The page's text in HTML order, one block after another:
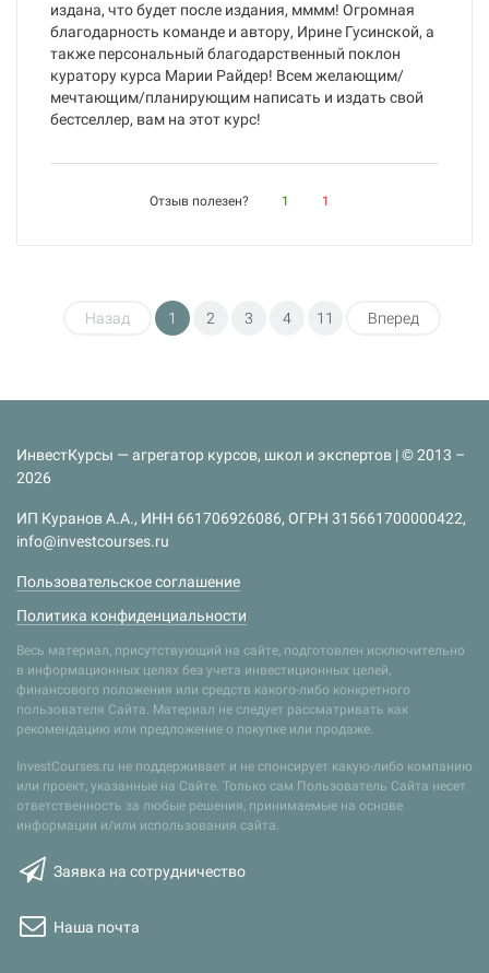
издана, что будет после издания, мммм! Огромная
благодарность команде и автору, Ирине Гусинской, а
также персональный благодарственный поклон
куратору курса Марии Райдер! Всем желающим/
мечтающим/планирующим написать и издать свой
бестселлер, вам на этот курс!
Отзыв полезен? 1 1
Назад 1 2 3 4 11 Вперед
ИнвестКурсы — агрегатор курсов, школ и экспертов | © 2013 –
2026
ИП Куранов А.А., ИНН 661706926086, ОГРН 315661700000422,
info@investcourses.ru
Пользовательское соглашение
Политика конфиденциальности
Весь материал, присутствующий на сайте, подготовлен исключительно
в информационных целях без учета инвестиционных целей,
финансового положения или средств какого-либо конкретного
пользователя Сайта. Материал не следует рассматривать как
рекомендацию или предложение о покупке или продаже.
InvestCourses.ru не поддерживает и не спонсирует какую-либо компанию
или проект, указанные на Сайте. Только сам Пользователь Сайта несет
ответственность за любые решения, принимаемые на основе
информации и/или использования сайта.
Заявка на сотрудничество
Наша почта